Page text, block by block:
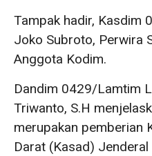
Tampak hadir, Kasdim
Joko Subroto, Perwira
Anggota Kodim.
Dandim 0429/Lamtim
Triwanto, S.H
merupakan pemberian
Darat (Kasad)